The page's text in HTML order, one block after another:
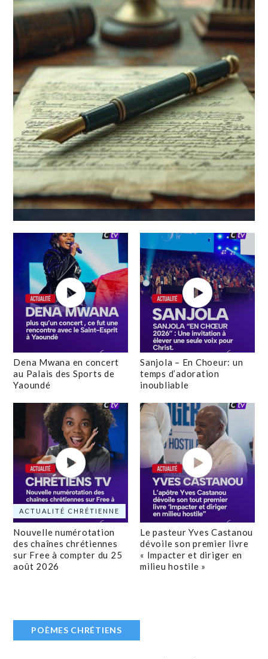
Dena Mwana en concert
au Palais des Sports de
Yaoundé
Sanjola – En Choeur: un
temps d’adoration
inoubliable
ACTUALITÉ CHRÉTIENNE
Nouvelle numérotation
des chaînes chrétiennes
sur Free à compter du 25
août 2026
Le pasteur Yves Castanou
dévoile son premier livre
« Impacter et diriger en
milieu hostile »
POÈMES CHRÉTIENS